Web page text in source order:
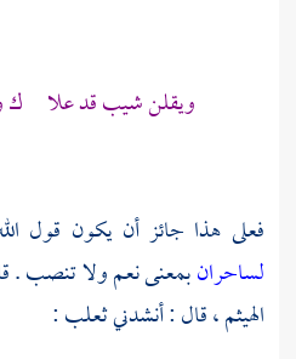
ويقلن شيب قد علا ك
فعلى هذا جائز أن يكون
لساحرانبمعنى نعم ولا تنصب .
الهيثم ،قال : أنشدنيثعلب: